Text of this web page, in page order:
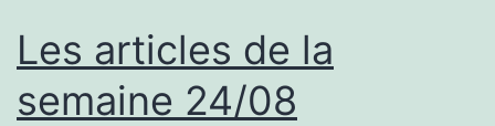
Les articles de la
semaine 24/08